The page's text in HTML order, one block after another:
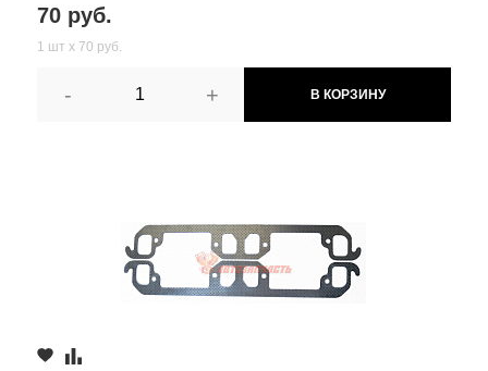
70 руб.
1 шт х 70 руб.
- + В КОРЗИНУ